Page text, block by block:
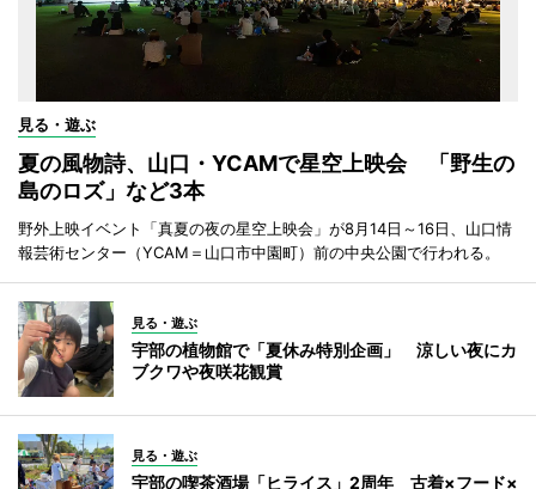
見る・遊ぶ
夏の風物詩、山口・YCAMで星空上映会 「野生の
島のロズ」など3本
野外上映イベント「真夏の夜の星空上映会」が8月14日～16日、山口情
報芸術センター（YCAM＝山口市中園町）前の中央公園で行われる。
見る・遊ぶ
宇部の植物館で「夏休み特別企画」 涼しい夜にカ
ブクワや夜咲花観賞
見る・遊ぶ
宇部の喫茶酒場「ヒライス」2周年 古着×フード×